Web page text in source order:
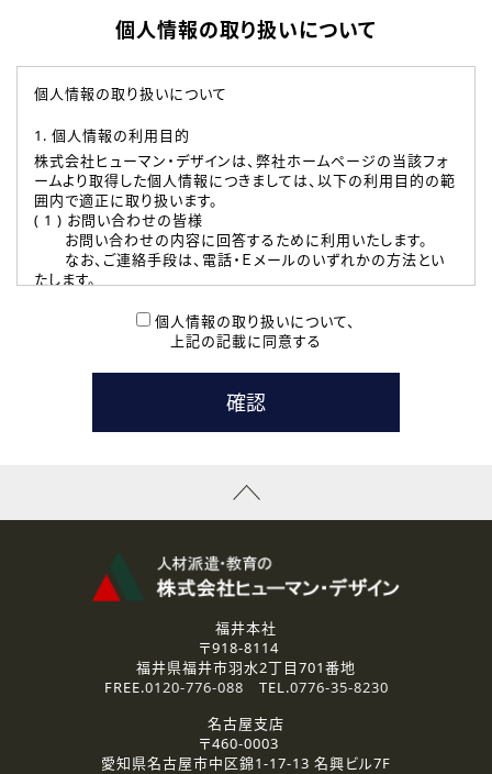
個人情報の取り扱いについて
個人情報の取り扱いについて
1. 個人情報の利用目的
株式会社ヒューマン・デザインは、弊社ホームページの当該フォ
ームより取得した個人情報につきましては、以下の利用目的の範
囲内で適正に取り扱います。
( 1 ) お問い合わせの皆様
お問い合わせの内容に回答するために利用いたします。
なお、ご連絡手段は、電話・Ｅメールのいずれかの方法とい
たします。
本登録に関するご連絡および本登録時の参考情報として利
たします。
( 3 ) スタッフ派遣を検討されている企業の皆様
お問い合わせの内容に回答するために利用いたします。
なお、ご連絡手段は、電話・Ｅメールのいずれかの方法とい
資料送付、受講相談に関するご連絡のために利用いたしま
その他、お問い合わせの内容に回答するために利用いたし
なお、ご連絡手段は、電話・Ｅメールのいずれかの方法とい
2.個人情報の第三者提供
ご提供いただいた個人情報は、法令等の規定に従う場合を除き、
3.個人情報の取り扱いの委託
弊社の定める個人情報保護の評価基準を満たした委託先に、個
個人情報の取り扱いについて、
上記の記載に同意する
福井本社
〒918-8114
福井県福井市羽水2丁目701番地
FREE.0120-776-088 TEL.0776-35-8230
名古屋支店
〒460-0003
愛知県名古屋市中区錦1-17-13 名興ビル7F